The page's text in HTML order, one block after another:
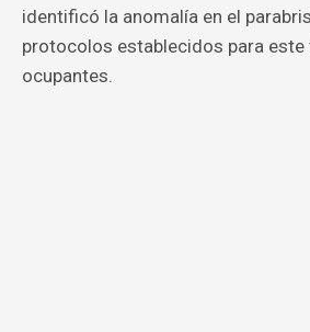
identificó la anomalía en el
protocolos establecidos para
ocupantes.